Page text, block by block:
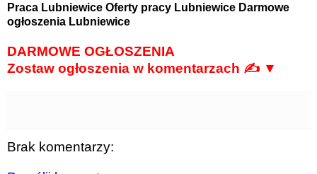
Praca Lubniewice Oferty pracy Lubniewice Darmowe
ogłoszenia Lubniewice
DARMOWE OGŁOSZENIA
Zostaw ogłoszenia w komentarzach ✍ ▼
Brak komentarzy: